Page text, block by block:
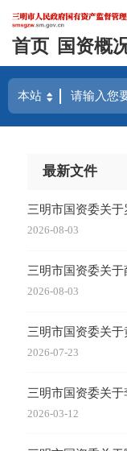
首页 国资概
最新文件
三明市国资委关
2026-08-03
三明市国资委关
2026-08-03
三明市国资委关
2026-07-23
三明市国资委关
2026-03-12